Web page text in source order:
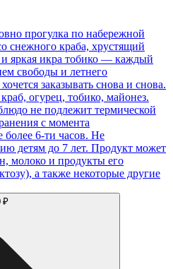
прогулка по набережной
снежного краба, хрустящий
яркая икра тобико — каждый
свободы и летнего
заказывать снова и снова.
огурец, тобико, майонез.
не подлежит термической
с момента
более 6-ти часов. Не
детям до 7 лет. Продукт может
молоко и продукты его
а также некоторые другие
₽